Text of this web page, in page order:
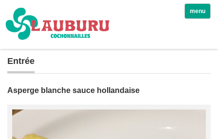
menu
Entrée
Asperge blanche sauce hollandaise